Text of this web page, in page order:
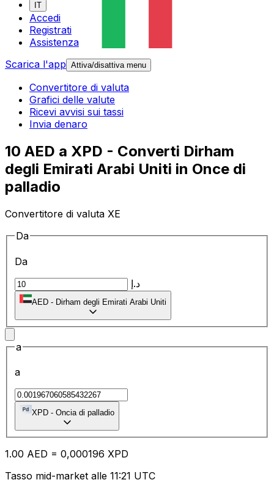
IT
Accedi
Registrati
Assistenza
Scarica l'app Attiva/disattiva menu
Convertitore di valuta
Grafici delle valute
Ricevi avvisi sui tassi
Invia denaro
10 AED a XPD - Converti Dirham
degli Emirati Arabi Uniti in Once di
palladio
Convertitore di valuta XE
Da
Da
د.إ
AED - Dirham degli Emirati Arabi Uniti
a
a
XPD - Oncia di palladio
1.00 AED = 0,000196 XPD
Tasso mid-market alle 11:21 UTC